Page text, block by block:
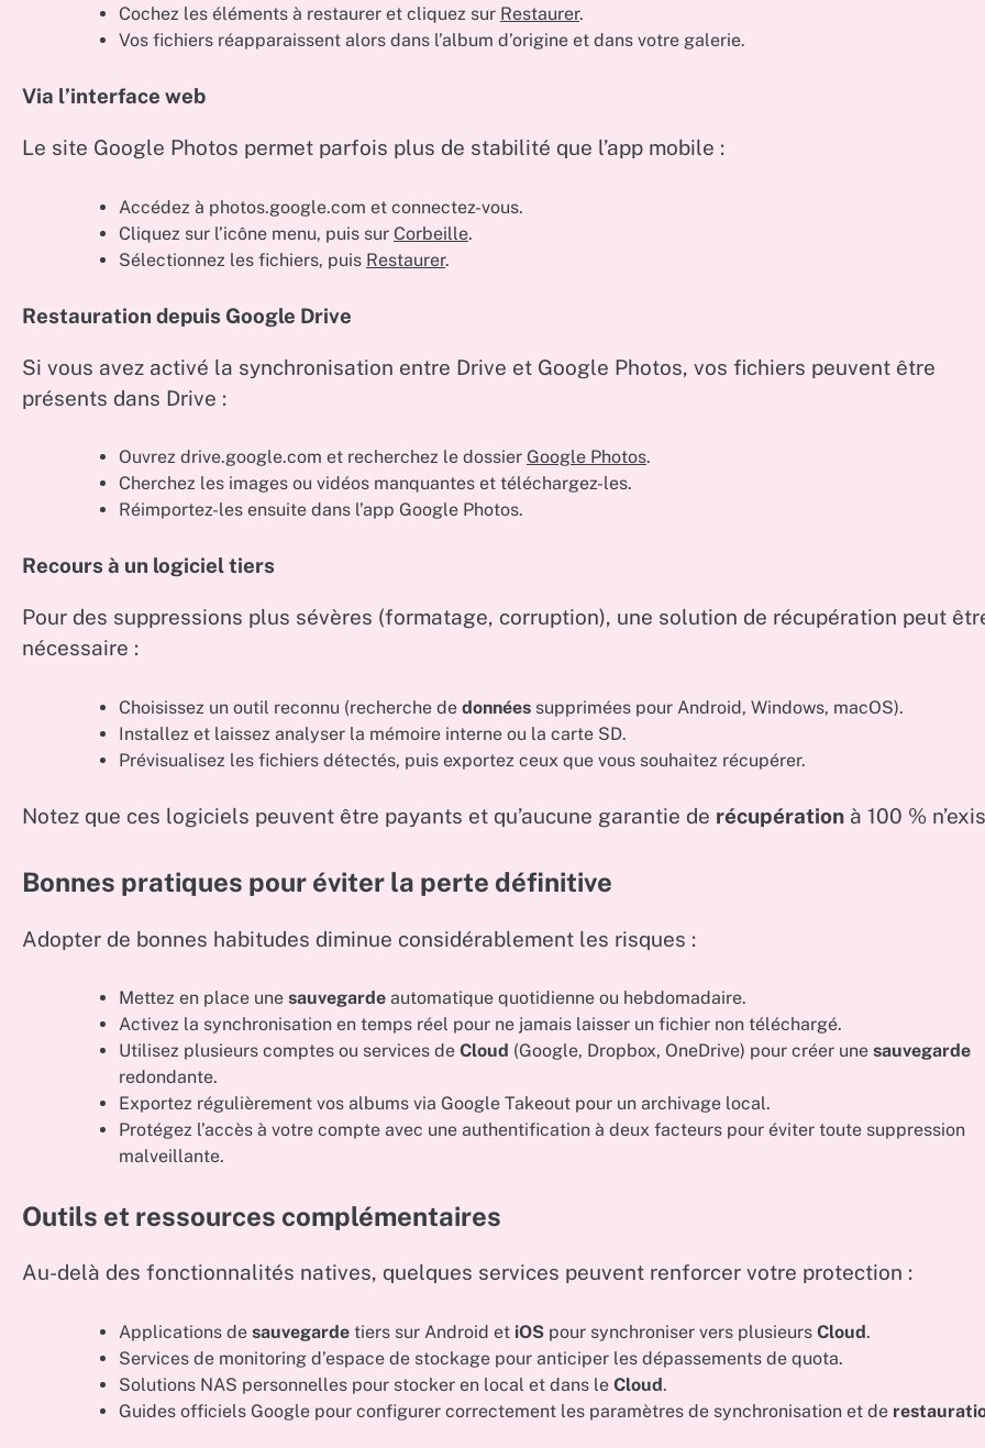
Cochez les éléments à restaurer et cliquez sur Restaurer.
Vos fichiers réapparaissent alors dans l’album d’origine et dans votre galerie.
Via l’interface web
Le site Google Photos permet parfois plus de stabilité que l’app mobile :
Accédez à photos.google.com et connectez-vous.
Cliquez sur l’icône menu, puis sur Corbeille.
Sélectionnez les fichiers, puis Restaurer.
Restauration depuis Google Drive
Si vous avez activé la synchronisation entre Drive et Google Photos, vos fichiers peuvent être
présents dans Drive :
Ouvrez drive.google.com et recherchez le dossier Google Photos.
Cherchez les images ou vidéos manquantes et téléchargez-les.
Réimportez-les ensuite dans l’app Google Photos.
Recours à un logiciel tiers
Pour des suppressions plus sévères (formatage, corruption), une solution de récupération peut
nécessaire :
Choisissez un outil reconnu (recherche de données supprimées pour Android, Windows, macOS).
Installez et laissez analyser la mémoire interne ou la carte SD.
Prévisualisez les fichiers détectés, puis exportez ceux que vous souhaitez récupérer.
Notez que ces logiciels peuvent être payants et qu’aucune garantie de récupération à 100 %
Bonnes pratiques pour éviter la perte définitive
Adopter de bonnes habitudes diminue considérablement les risques :
Mettez en place une sauvegarde automatique quotidienne ou hebdomadaire.
Activez la synchronisation en temps réel pour ne jamais laisser un fichier non téléchargé.
Utilisez plusieurs comptes ou services de Cloud (Google, Dropbox, OneDrive) pour créer une sauvegarde
redondante.
Exportez régulièrement vos albums via Google Takeout pour un archivage local.
Protégez l’accès à votre compte avec une authentification à deux facteurs pour éviter toute suppression
malveillante.
Outils et ressources complémentaires
Au-delà des fonctionnalités natives, quelques services peuvent renforcer votre protection :
Applications de sauvegarde tiers sur Android et iOS pour synchroniser vers plusieurs Cloud.
Services de monitoring d’espace de stockage pour anticiper les dépassements de quota.
Solutions NAS personnelles pour stocker en local et dans le Cloud.
Guides officiels Google pour configurer correctement les paramètres de synchronisation et de